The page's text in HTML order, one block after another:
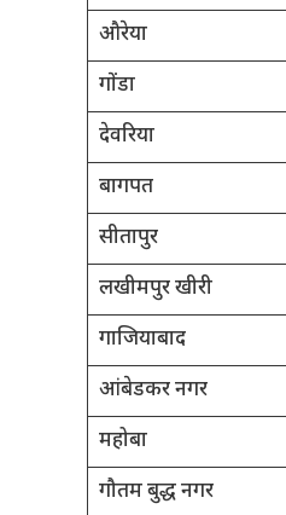
औरेया
गोंडा
देवरिया
बागपत
सीतापुर
लखीमपुर खीरी
गाजियाबाद
आंबेडकर नगर
महोबा
गौतम बुद्ध नगर